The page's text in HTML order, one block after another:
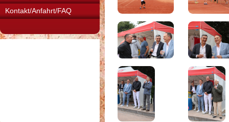
Kontakt/Anfahrt/FAQ